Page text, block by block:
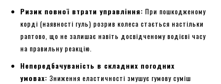
Ризик повної втрати управління: При пошкодженому
корді (наявності гуль) розрив колеса стається настільки
раптово, що не залишає навіть досвідченому водієві часу
на правильну реакцію.
Непередбачуваність в складних погодних
умовах: Зниження еластичності змушує гумову суміш